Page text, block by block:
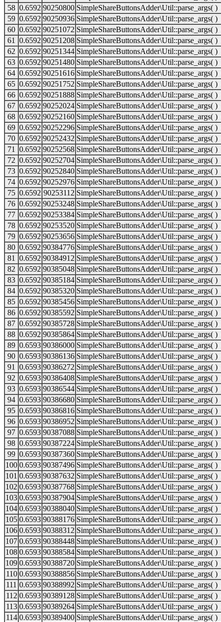
58 0.6592 90250800 SimpleShareButtonsAdder\Util::parse_args( )
59 0.6592 90250936 SimpleShareButtonsAdder\Util::parse_args( )
60 0.6592 90251072 SimpleShareButtonsAdder\Util::parse_args( )
61
0.6592 90251208 SimpleShareButtonsAdder\Util::parse_args( )
62 0.6592 90251344 SimpleShareButtonsAdder\Util::parse_args( )
63 0.6592 90251480 SimpleShareButtonsAdder\Util::parse_args( )
64 0.6592 90251616 SimpleShareButtonsAdder\Util::parse_args( )
65 0.6592 90251752 SimpleShareButtonsAdder\Util::parse_args( )
66 0.6592 90251888 SimpleShareButtonsAdder\Util::parse_args( )
67 0.6592 90252024 SimpleShareButtonsAdder\Util::parse_args( )
68 0.6592 90252160 SimpleShareButtonsAdder\Util::parse_args( )
69 0.6592 90252296 SimpleShareButtonsAdder\Util::parse_args( )
70 0.6592 90252432 SimpleShareButtonsAdder\Util::parse_args( )
71
0.6592 90252568 SimpleShareButtonsAdder\Util::parse_args( )
72 0.6592 90252704 SimpleShareButtonsAdder\Util::parse_args( )
73 0.6592 90252840 SimpleShareButtonsAdder\Util::parse_args( )
74 0.6592 90252976 SimpleShareButtonsAdder\Util::parse_args( )
75 0.6592 90253112 SimpleShareButtonsAdder\Util::parse_args( )
76 0.6592 90253248 SimpleShareButtonsAdder\Util::parse_args( )
77 0.6592 90253384 SimpleShareButtonsAdder\Util::parse_args( )
78 0.6592 90253520 SimpleShareButtonsAdder\Util::parse_args( )
79 0.6592 90253656 SimpleShareButtonsAdder\Util::parse_args( )
80 0.6592 90384776 SimpleShareButtonsAdder\Util::parse_args( )
81
0.6592 90384912 SimpleShareButtonsAdder\Util::parse_args( )
82 0.6592 90385048 SimpleShareButtonsAdder\Util::parse_args( )
83 0.6592 90385184 SimpleShareButtonsAdder\Util::parse_args( )
84 0.6592 90385320 SimpleShareButtonsAdder\Util::parse_args( )
85 0.6592 90385456 SimpleShareButtonsAdder\Util::parse_args( )
86 0.6592 90385592 SimpleShareButtonsAdder\Util::parse_args( )
87 0.6592 90385728 SimpleShareButtonsAdder\Util::parse_args( )
88 0.6592 90385864 SimpleShareButtonsAdder\Util::parse_args( )
89 0.6593 90386000 SimpleShareButtonsAdder\Util::parse_args( )
90 0.6593 90386136 SimpleShareButtonsAdder\Util::parse_args( )
91
0.6593 90386272 SimpleShareButtonsAdder\Util::parse_args( )
92 0.6593 90386408 SimpleShareButtonsAdder\Util::parse_args( )
93 0.6593 90386544 SimpleShareButtonsAdder\Util::parse_args( )
94 0.6593 90386680 SimpleShareButtonsAdder\Util::parse_args( )
95 0.6593 90386816 SimpleShareButtonsAdder\Util::parse_args( )
96 0.6593 90386952 SimpleShareButtonsAdder\Util::parse_args( )
97 0.6593 90387088 SimpleShareButtonsAdder\Util::parse_args( )
98 0.6593 90387224 SimpleShareButtonsAdder\Util::parse_args( )
99 0.6593 90387360 SimpleShareButtonsAdder\Util::parse_args( )
100 0.6593 90387496 SimpleShareButtonsAdder\Util::parse_args( )
101 0.6593 90387632 SimpleShareButtonsAdder\Util::parse_args( )
102 0.6593 90387768 SimpleShareButtonsAdder\Util::parse_args( )
103 0.6593 90387904 SimpleShareButtonsAdder\Util::parse_args( )
104 0.6593 90388040 SimpleShareButtonsAdder\Util::parse_args( )
105 0.6593 90388176 SimpleShareButtonsAdder\Util::parse_args( )
106 0.6593 90388312 SimpleShareButtonsAdder\Util::parse_args( )
107 0.6593 90388448 SimpleShareButtonsAdder\Util::parse_args( )
108 0.6593 90388584 SimpleShareButtonsAdder\Util::parse_args( )
109 0.6593 90388720 SimpleShareButtonsAdder\Util::parse_args( )
110 0.6593 90388856 SimpleShareButtonsAdder\Util::parse_args( )
111 0.6593 90388992 SimpleShareButtonsAdder\Util::parse_args( )
112 0.6593 90389128 SimpleShareButtonsAdder\Util::parse_args( )
113 0.6593 90389264 SimpleShareButtonsAdder\Util::parse_args( )
114 0.6593 90389400 SimpleShareButtonsAdder\Util::parse_args( )